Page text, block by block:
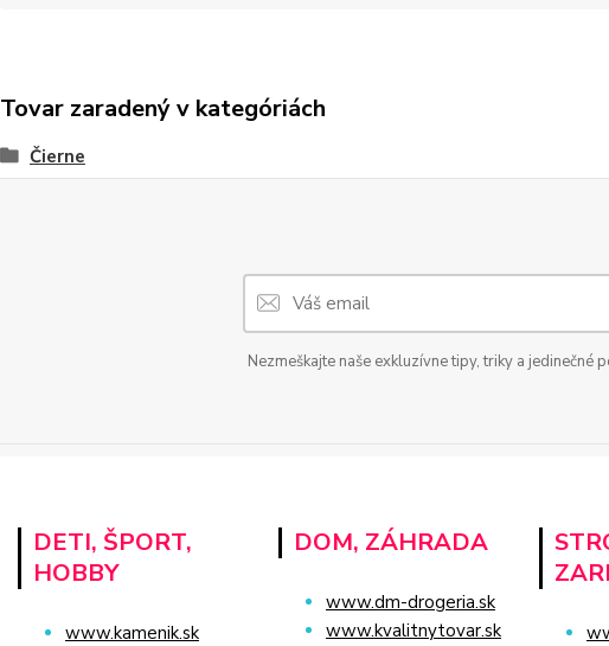
Tovar zaradený v kategóriách
Čierne
Nezmeškajte naše exkluzívne tipy, triky a jedinečné
DETI, ŠPORT,
HOBBY
www.kamenik.sk
DOM, ZÁHRADA
www.dm-drogeria.sk
www.kvalitnytovar.sk